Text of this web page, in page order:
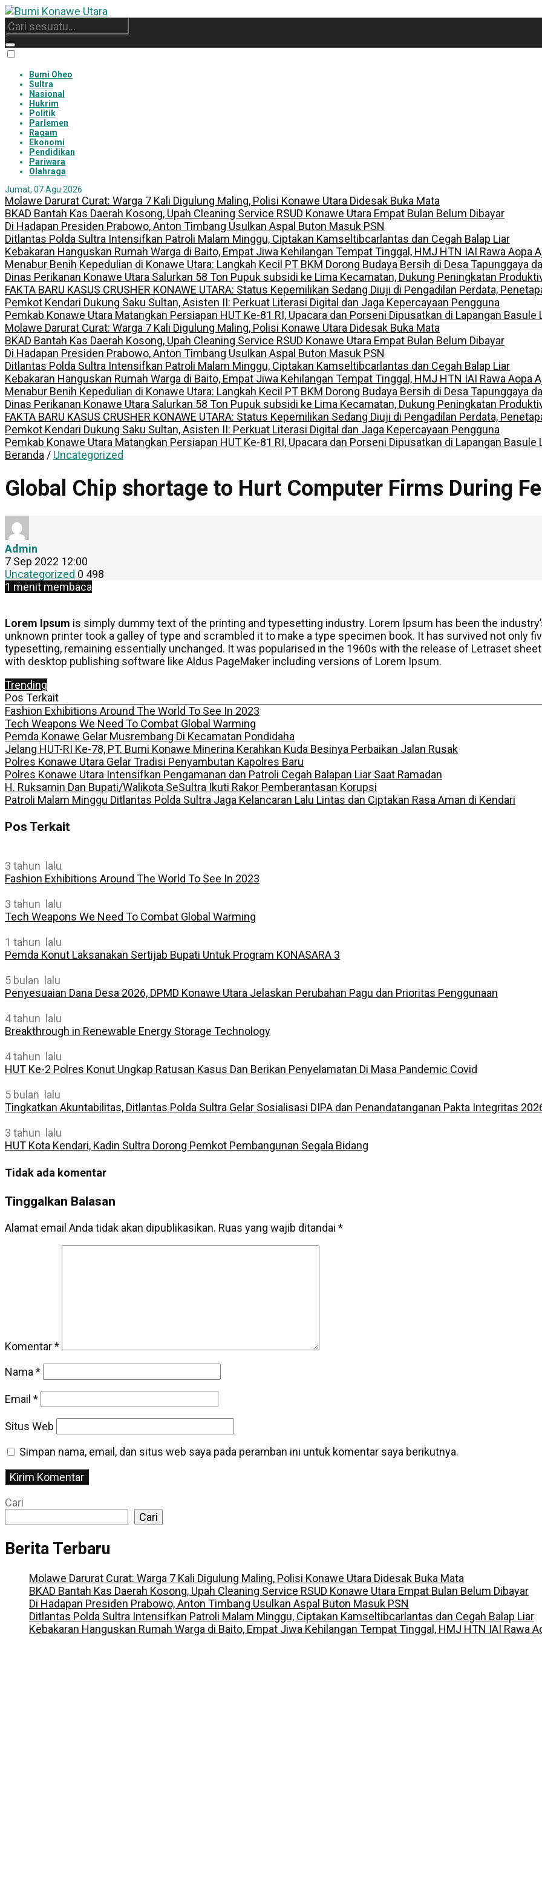
Bumi Oheo
Sultra
Nasional
Hukrim
Politik
Parlemen
Ragam
Ekonomi
Pendidikan
Pariwara
Olahraga
Jumat, 07 Agu 2026
Molawe Darurat Curat: Warga 7 Kali Digulung Maling, Polisi Konawe Utara Didesak Buka Mata
BKAD Bantah Kas Daerah Kosong, Upah Cleaning Service RSUD Konawe Utara Empat Bulan Belum Dibayar
Di Hadapan Presiden Prabowo, Anton Timbang Usulkan Aspal Buton Masuk PSN
Ditlantas Polda Sultra Intensifkan Patroli Malam Minggu, Ciptakan Kamseltibcarlantas dan Cegah Balap Liar
Kebakaran Hanguskan Rumah Warga di Baito, Empat Jiwa Kehilangan Tempat Tinggal, HMJ HTN IAI Rawa Aopa
Menabur Benih Kepedulian di Konawe Utara: Langkah Kecil PT BKM Dorong Budaya Bersih di Desa Tapunggaya
Dinas Perikanan Konawe Utara Salurkan 58 Ton Pupuk subsidi ke Lima Kecamatan, Dukung Peningkatan
FAKTA BARU KASUS CRUSHER KONAWE UTARA: Status Kepemilikan Sedang Diuji di Pengadilan Perdata,
Pemkot Kendari Dukung Saku Sultan, Asisten II: Perkuat Literasi Digital dan Jaga Kepercayaan Pengguna
Pemkab Konawe Utara Matangkan Persiapan HUT Ke-81 RI, Upacara dan Porseni Dipusatkan di Lapangan Basule
Molawe Darurat Curat: Warga 7 Kali Digulung Maling, Polisi Konawe Utara Didesak Buka Mata
BKAD Bantah Kas Daerah Kosong, Upah Cleaning Service RSUD Konawe Utara Empat Bulan Belum Dibayar
Di Hadapan Presiden Prabowo, Anton Timbang Usulkan Aspal Buton Masuk PSN
Ditlantas Polda Sultra Intensifkan Patroli Malam Minggu, Ciptakan Kamseltibcarlantas dan Cegah Balap Liar
Kebakaran Hanguskan Rumah Warga di Baito, Empat Jiwa Kehilangan Tempat Tinggal, HMJ HTN IAI Rawa Aopa
Menabur Benih Kepedulian di Konawe Utara: Langkah Kecil PT BKM Dorong Budaya Bersih di Desa Tapunggaya
Dinas Perikanan Konawe Utara Salurkan 58 Ton Pupuk subsidi ke Lima Kecamatan, Dukung Peningkatan
FAKTA BARU KASUS CRUSHER KONAWE UTARA: Status Kepemilikan Sedang Diuji di Pengadilan Perdata,
Pemkot Kendari Dukung Saku Sultan, Asisten II: Perkuat Literasi Digital dan Jaga Kepercayaan Pengguna
Pemkab Konawe Utara Matangkan Persiapan HUT Ke-81 RI, Upacara dan Porseni Dipusatkan di Lapangan Basule
Beranda / Uncategorized
Global Chip shortage to Hurt Computer Firms During
Admin
7 Sep 2022 12:00
Uncategorized 0 498
1 menit membaca
Lorem Ipsum is simply dummy text of the printing and typesetting industry. Lorem Ipsum has been the
unknown printer took a galley of type and scrambled it to make a type specimen book. It has survived not only
typesetting, remaining essentially unchanged. It was popularised in the 1960s with the release of Letraset
with desktop publishing software like Aldus PageMaker including versions of Lorem Ipsum.
Trending
Pos Terkait
Fashion Exhibitions Around The World To See In 2023
Tech Weapons We Need To Combat Global Warming
Pemda Konawe Gelar Musrembang Di Kecamatan Pondidaha
Jelang HUT-RI Ke-78, PT. Bumi Konawe Minerina Kerahkan Kuda Besinya Perbaikan Jalan Rusak
Polres Konawe Utara Gelar Tradisi Penyambutan Kapolres Baru
Polres Konawe Utara Intensifkan Pengamanan dan Patroli Cegah Balapan Liar Saat Ramadan
H. Ruksamin Dan Bupati/Walikota SeSultra Ikuti Rakor Pemberantasan Korupsi
Patroli Malam Minggu Ditlantas Polda Sultra Jaga Kelancaran Lalu Lintas dan Ciptakan Rasa Aman di Kendari
Pos Terkait
3 tahun lalu
Fashion Exhibitions Around The World To See In 2023
3 tahun lalu
Tech Weapons We Need To Combat Global Warming
1 tahun lalu
Pemda Konut Laksanakan Sertijab Bupati Untuk Program KONASARA 3
5 bulan lalu
Penyesuaian Dana Desa 2026, DPMD Konawe Utara Jelaskan Perubahan Pagu dan Prioritas Penggunaan
4 tahun lalu
Breakthrough in Renewable Energy Storage Technology
4 tahun lalu
HUT Ke-2 Polres Konut Ungkap Ratusan Kasus Dan Berikan Penyelamatan Di Masa Pandemic Covid
5 bulan lalu
Tingkatkan Akuntabilitas, Ditlantas Polda Sultra Gelar Sosialisasi DIPA dan Penandatanganan Pakta Integritas
3 tahun lalu
HUT Kota Kendari, Kadin Sultra Dorong Pemkot Pembangunan Segala Bidang
Tidak ada komentar
Tinggalkan Balasan
Alamat email Anda tidak akan dipublikasikan. Ruas yang wajib ditandai *
Komentar*
Nama*
Email *
Situs Web
Simpan nama, email, dan situs web saya pada peramban ini untuk komentar saya berikutnya.
Cari
Cari
Berita Terbaru
Molawe Darurat Curat: Warga 7 Kali Digulung Maling, Polisi Konawe Utara Didesak Buka Mata
BKAD Bantah Kas Daerah Kosong, Upah Cleaning Service RSUD Konawe Utara Empat Bulan Belum Dibayar
Di Hadapan Presiden Prabowo, Anton Timbang Usulkan Aspal Buton Masuk PSN
Ditlantas Polda Sultra Intensifkan Patroli Malam Minggu, Ciptakan Kamseltibcarlantas dan Cegah Balap Liar
Kebakaran Hanguskan Rumah Warga di Baito, Empat Jiwa Kehilangan Tempat Tinggal, HMJ HTN IAI Rawa